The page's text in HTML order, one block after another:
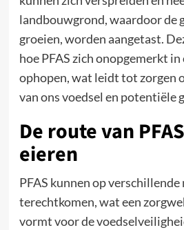
landbouwgrond, waardoor de
groeien, worden aangetast.
hoe PFAS zich onopgemerkt
ophopen, wat leidt tot zorgen
van ons voedsel en potentiële
De route van
eieren
PFAS kunnen op
terechtkomen, wat een
vormt voor de